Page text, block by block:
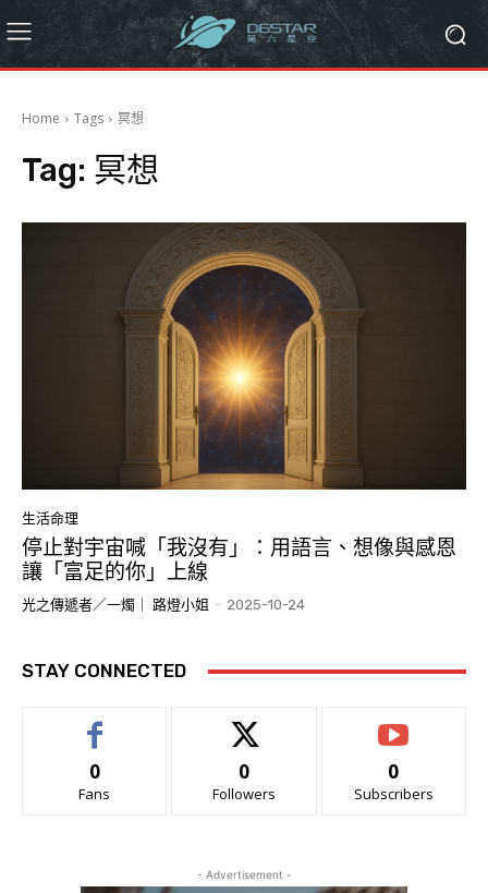
Home Tags 冥想
Tag: 冥想
生活命理
停止對宇宙喊「我沒有」：用語言、想像與感恩
讓「富足的你」上線
光之傳遞者／一燭｜ 路燈小姐 - 2025-10-24
STAY CONNECTED
0
Fans
0
Followers
0
Subscribers
- Advertisement -